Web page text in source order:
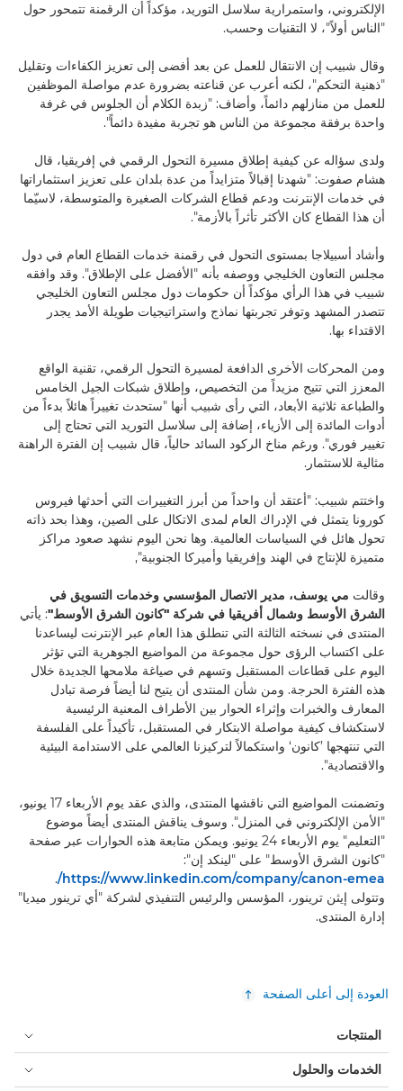
الإلكتروني، واستمرارية سلاسل التوريد، مؤكداً أن الرقمنة تتمحور حول
"الناس أولاً"، لا التقنيات وحسب.
وقال شبيب إن الانتقال للعمل عن بعد أفضى إلى تعزيز الكفاءات وتقليل
"ذهنية التحكم"، لكنه أعرب عن قناعته بضرورة عدم مواصلة الموظفين
للعمل من منازلهم دائماً، وأضاف: "زبدة الكلام أن الجلوس في غرفة
واحدة برفقة مجموعة من الناس هو تجربة مفيدة دائماً".
ولدى سؤاله عن كيفية إطلاق مسيرة التحول الرقمي في إفريقيا، قال
هشام صفوت: "شهدنا إقبالاً متزايداً من عدة بلدان على تعزيز استثماراتها
في خدمات الإنترنت ودعم قطاع الشركات الصغيرة والمتوسطة، لاسيّما
أن هذا القطاع كان الأكثر تأثراً بالأزمة".
وأشاد أسبيلاجا بمستوى التحول في رقمنة خدمات القطاع العام في دول
مجلس التعاون الخليجي ووصفه بأنه "الأفضل على الإطلاق". وقد وافقه
شبيب في هذا الرأي مؤكداً أن حكومات دول مجلس التعاون الخليجي
تتصدر المشهد وتوفر تجربتها نماذج واستراتيجيات طويلة الأمد يجدر
الاقتداء بها.
ومن المحركات الأخرى الدافعة لمسيرة التحول الرقمي، تقنية الواقع
المعزز التي تتيح مزيداً من التخصيص، وإطلاق شبكات الجيل الخامس
والطباعة ثلاثية الأبعاد، التي رأى شبيب أنها "ستحدث تغييراً هائلاً بدءاً من
أدوات المائدة إلى الأزياء، إضافة إلى سلاسل التوريد التي تحتاج إلى
تغيير فوري". ورغم مناخ الركود السائد حالياً، قال شبيب إن الفترة الراهنة
مثالية للاستثمار.
واختتم شبيب: "أعتقد أن واحداً من أبرز التغييرات التي أحدثها فيروس
كورونا يتمثل في الإدراك العام لمدى الاتكال على الصين، وهذا بحد ذاته
تحول هائل في السياسات العالمية. وها نحن اليوم نشهد صعود مراكز
متميزة للإنتاج في الهند وإفريقيا وأميركا الجنوبية",
وقالت مي يوسف، مدير الاتصال المؤسسي وخدمات التسويق في
الشرق الأوسط وشمال أفريقيا في شركة "كانون الشرق الأوسط": يأتي
المنتدى في نسخته الثالثة التي تنطلق هذا العام عبر الإنترنت ليساعدنا
على اكتساب الرؤى حول مجموعة من المواضيع الجوهرية التي تؤثر
اليوم على قطاعات المستقبل وتسهم في صياغة ملامحها الجديدة خلال
هذه الفترة الحرجة. ومن شأن المنتدى أن يتيح لنا أيضاً فرصة تبادل
المعارف والخبرات وإثراء الحوار بين الأطراف المعنية الرئيسية
لاستكشاف كيفية مواصلة الابتكار في المستقبل، تأكيداً على الفلسفة
التي تنتهجها ’كانون‘ واستكمالاً لتركيزنا العالمي على الاستدامة البيئية
والاقتصادية".
وتضمنت المواضيع التي ناقشها المنتدى، والذي عقد يوم الأربعاء 17 يونيو،
"الأمن الإلكتروني في المنزل". وسوف يناقش المنتدى أيضاً موضوع
"التعليم" يوم الأربعاء 24 يونيو. ويمكن متابعة هذه الحوارات عبر صفحة
"كانون الشرق الأوسط" على "لينكد إن":
https://www.linkedin.com/company/canon-emea/
.
وتتولى إيثن ترينور، المؤسس والرئيس التنفيذي لشركة "أي ترينور ميديا"
إدارة المنتدى.
العودة إلى أعلى الصفحة
المنتجات
الخدمات والحلول